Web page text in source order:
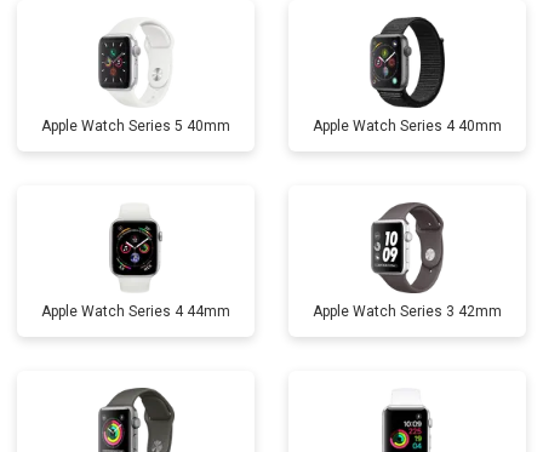
Apple Watch Series 5 40mm Apple Watch Series 4 40mm
Apple Watch Series 4 44mm Apple Watch Series 3 42mm